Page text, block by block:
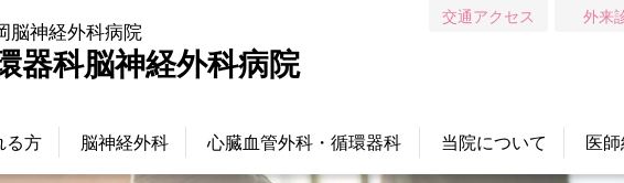
脳神経外科病院
器科脳神経外科病院
交通アクセス 外来
る方 脳神経外科 心臓血管外科・循環器科 当院について 医